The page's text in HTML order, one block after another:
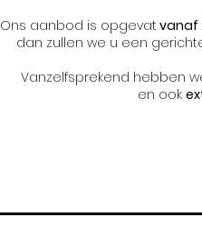
Ons aanbod is opgevat vanaf
dan zullen we u een
Vanzelfsprekend hebben
en ook